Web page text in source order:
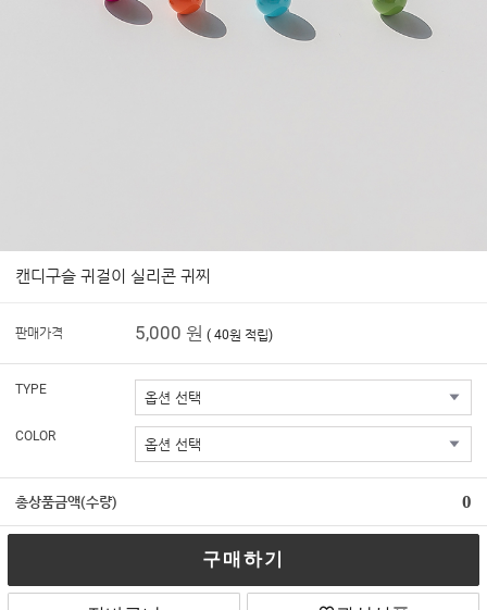
캔디구슬 귀걸이 실리콘 귀찌
판매가격 5,000 원 ( 40원 적립)
TYPE
COLOR
총상품금액(수량) 0
구매하기